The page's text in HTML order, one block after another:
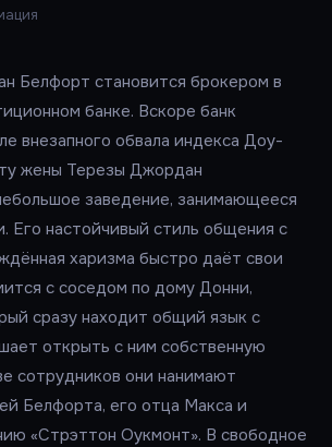
Белфорт становится брокером в
банке. Вскоре банк
внезапного обвала индекса Доу-
жены Терезы Джордан
заведение, занимающееся
Его настойчивый стиль общения с
харизма быстро даёт свои
с соседом по дому Донни,
сразу находит общий язык с
открыть с ним собственную
сотрудников они нанимают
Белфорта, его отца Макса и
«Стрэттон Оукмонт». В свободное